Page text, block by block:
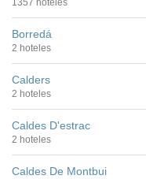
1357 hoteles
Borredá
2 hoteles
Calders
2 hoteles
Caldes D'estrac
2 hoteles
Caldes De Montbui